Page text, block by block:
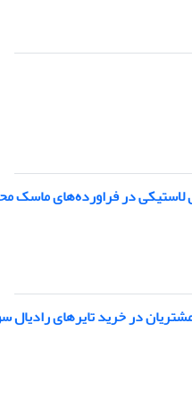
در فراورده‌های ماسک
در خرید تایرهای رادیال